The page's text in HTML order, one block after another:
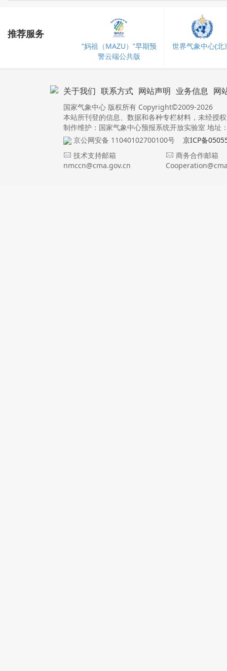
推荐服务
“妈祖（MAZU）”早期预
警云端公共版
世界气象中心(北
关于我们 联系方式 网站声明 业务信息 网
国家气象中心 版权所有 Copyright©2009-2026
本站所刊登的信息、数据和各种专栏材料，未经授
制作维护：国家气象中心预报系统开放实验室 地址
京公网安备 11040102700100号
京ICP备
技术支持邮箱
nmccn@cma.gov.cn
商务合作邮箱